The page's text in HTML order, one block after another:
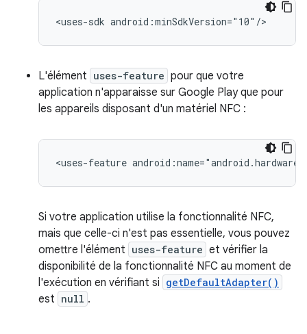
<uses-sdk android:minSdkVersion="10"/>
L'élément uses-feature pour que votre
application n'apparaisse sur Google Play que pour
les appareils disposant d'un matériel NFC :
<uses-feature
Si votre application utilise la fonctionnalité NFC,
mais que celle-ci n'est pas essentielle, vous pouvez
omettre l'élément uses-feature et vérifier la
disponibilité de la fonctionnalité NFC au moment de
l'exécution en vérifiant si getDefaultAdapter()
est null .